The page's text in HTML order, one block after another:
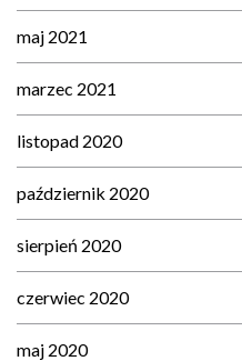
maj 2021
marzec 2021
listopad 2020
październik 2020
sierpień 2020
czerwiec 2020
maj 2020